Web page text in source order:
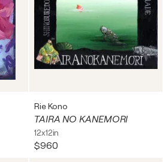
Rie Kono
TAIRA NO KANEMORI
12x12in
$960